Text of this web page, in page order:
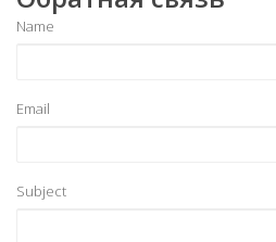
Name
Email
Subject